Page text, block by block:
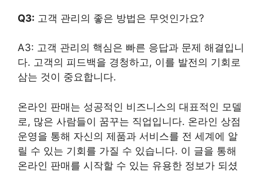
Q3: 고객 관리의 좋은 방법은 무엇인가요?
A3: 고객 관리의 핵심은 빠른 응답과 문제 해결입니
다. 고객의 피드백을 경청하고, 이를 발전의 기회로
삼는 것이 중요합니다.
온라인 판매는 성공적인 비즈니스의 대표적인 모델
로, 많은 사람들이 꿈꾸는 직업입니다. 온라인 상점
운영을 통해 자신의 제품과 서비스를 전 세계에 알
릴 수 있는 기회를 가질 수 있습니다. 이 글을 통해
온라인 판매를 시작할 수 있는 유용한 정보가 되셨